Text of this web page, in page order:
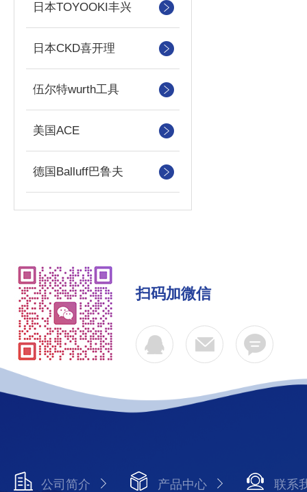
日本TOYOOKI丰兴
日本CKD喜开理
伍尔特wurth工具
美国ACE
德国Balluff巴鲁夫
扫码加微信
公司简介 产品中心 联系